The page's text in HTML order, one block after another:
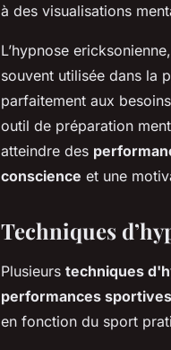
à des visualisations
L’hypnose ericksonienne
souvent utilisée dans la
parfaitement aux
outil de préparation
atteindre des
conscience et une
Techniques
Plusieurs techniques
performances sportives
en fonction du sport